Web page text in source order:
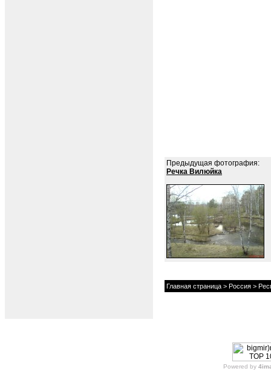
Предыдущая фотография:
Речка Вилюйка
Главная страница > Россия >
Powered by